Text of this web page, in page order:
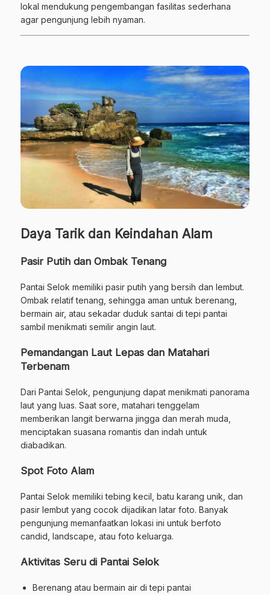
lokal mendukung pengembangan fasilitas sederhana
agar pengunjung lebih nyaman.
Daya Tarik dan Keindahan Alam
Pasir Putih dan Ombak Tenang
Pantai Selok memiliki pasir putih yang bersih dan lembut.
Ombak relatif tenang, sehingga aman untuk berenang,
bermain air, atau sekadar duduk santai di tepi pantai
sambil menikmati semilir angin laut.
Pemandangan Laut Lepas dan Matahari
Terbenam
Dari Pantai Selok, pengunjung dapat menikmati panorama
laut yang luas. Saat sore, matahari tenggelam
memberikan langit berwarna jingga dan merah muda,
menciptakan suasana romantis dan indah untuk
diabadikan.
Spot Foto Alam
Pantai Selok memiliki tebing kecil, batu karang unik, dan
pasir lembut yang cocok dijadikan latar foto. Banyak
pengunjung memanfaatkan lokasi ini untuk berfoto
candid, landscape, atau foto keluarga.
Aktivitas Seru di Pantai Selok
Berenang atau bermain air di tepi pantai